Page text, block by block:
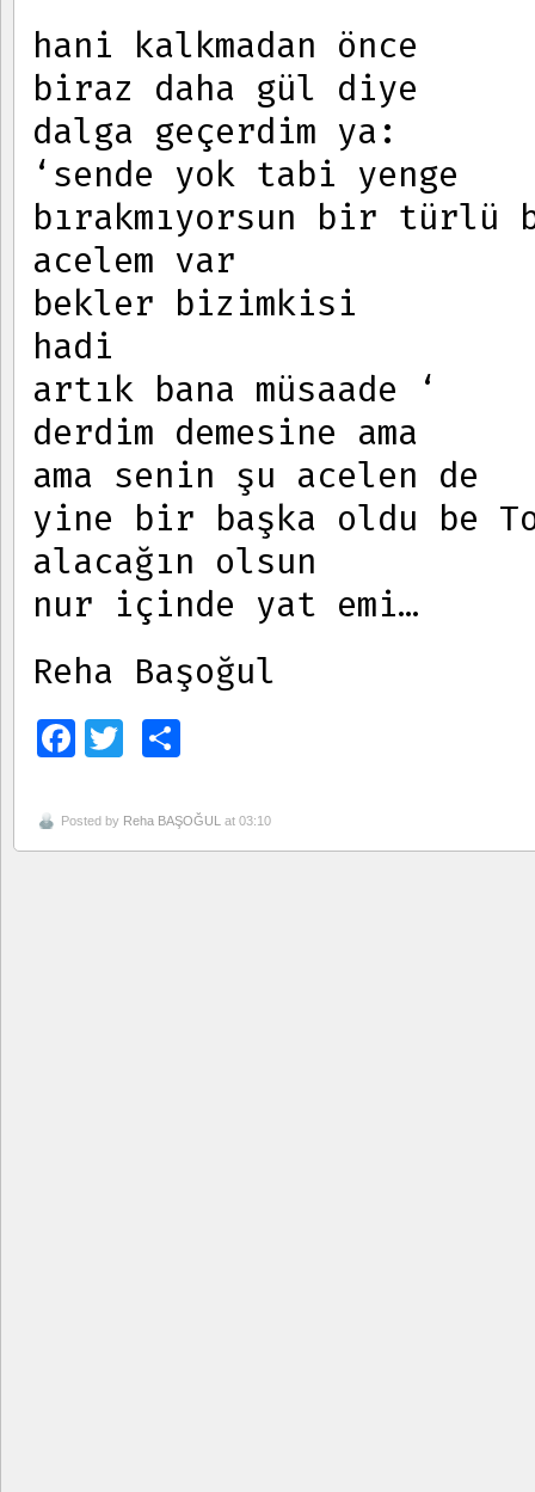
hani kalkmadan önce
biraz daha gül diye
dalga geçerdim ya:
‘sende yok tabi yenge
bırakmıyorsun bir türlü
acelem var
bekler bizimkisi
hadi
artık bana müsaade ‘
derdim demesine ama
ama senin şu acelen de
yine bir başka oldu be
alacağın olsun
nur içinde yat emi…
Reha Başoğul
Facebook
Twitter
Posted by Reha BAŞOĞUL at 03:10